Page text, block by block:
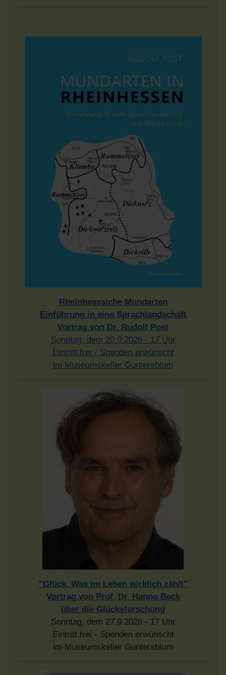
Rheinhesssiche Mundarten
Einführung in eine Sprachlandschaft
Vortrag von Dr. Rudolf Post
Sonntag, dem 20.9.2026 - 17 Uhr
Eintritt frei - Spenden erwünscht
im Museumskeller Guntersblum
"Glück. Was im Leben wirklich zählt"
Vortrag von Prof. Dr. Hanno Beck
über die Glücksforschung
Sonntag, dem 27.9.2026 - 17 Uhr
Eintritt frei - Spenden erwünscht
im Museumskeller Guntersblum